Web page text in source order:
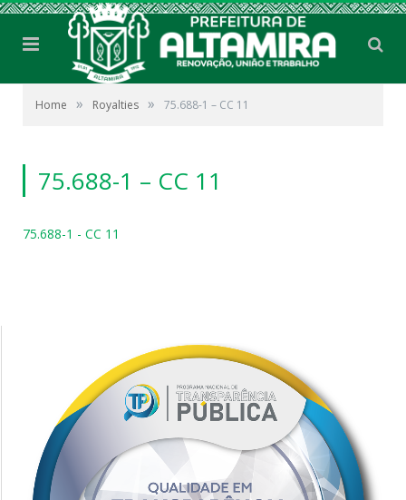
Home » Royalties » 75.688-1 – CC 11
75.688-1 – CC 11
75.688-1 - CC 11